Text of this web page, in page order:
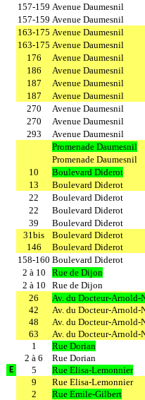
157-159 Avenue Daumesnil
157-159 Avenue Daumesnil
163-175 Avenue Daumesnil
163-175 Avenue Daumesnil
176
Avenue Daumesnil
186
Avenue Daumesnil
187
Avenue Daumesnil
187
Avenue Daumesnil
270
Avenue Daumesnil
270
Avenue Daumesnil
293
Avenue Daumesnil
Promenade Daumesnil
Promenade Daumesnil
10
Boulevard Diderot
13
Boulevard Diderot
22
Boulevard Diderot
22
Boulevard Diderot
39
Boulevard Diderot
31bis
Boulevard Diderot
146
Boulevard Diderot
158-160 Boulevard Diderot
2 à 10
Rue de Dijon
2 à 10
Rue de Dijon
26
Av. du Docteur-Arnold-
42
Av. du Docteur-Arnold-
48
Av. du Docteur-Arnold-
63
Av. du Docteur-Arnold-
1
Rue Dorian
2 à 6
Rue Dorian
E 5 Rue Elisa-Lemonnier
9
Rue Elisa-Lemonnier
2
Rue Emile-Gilbert